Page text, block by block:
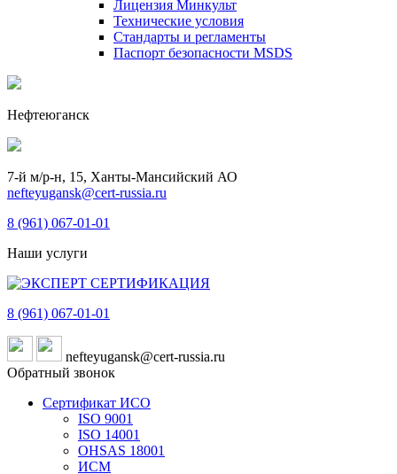
Лицензия Минкульт
Технические условия
Стандарты и регламенты
Паспорт безопасности MSDS
Нефтеюганск
7-й м/р-н, 15, Ханты-Мансийский АО
nefteyugansk@cert-russia.ru
8 (961) 067-01-01
Наши услуги
8 (961) 067-01-01
nefteyugansk@cert-russia.ru
Обратный звонок
Сертификат ИСО
ISO 9001
ISO 14001
OHSAS 18001
ИСМ